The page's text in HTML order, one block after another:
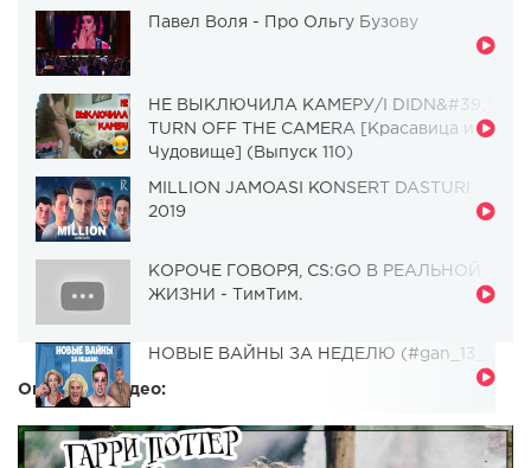
Павел Воля - Про Ольгу Бузову
НЕ ВЫКЛЮЧИЛА КАМЕРУ/I DIDN&#39;T
TURN OFF THE CAMERA [Красавица и
Чудовище] (Выпуск 110)
MILLION JAMOASI KONSERT DASTURI
2019
КОРОЧЕ ГОВОРЯ, CS:GO В РЕАЛЬНОЙ
ЖИЗНИ - ТимТим.
НОВЫЕ ВАЙНЫ ЗА НЕДЕЛЮ (#gan_13_)
Описание видео: